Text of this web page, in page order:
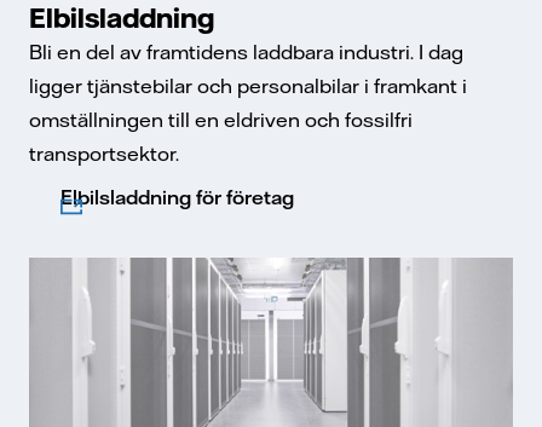
Elbilsladdning
Bli en del av framtidens laddbara industri. I dag
ligger tjänstebilar och personalbilar i framkant i
omställningen till en eldriven och fossilfri
transportsektor.
Elbilsladdning för företag